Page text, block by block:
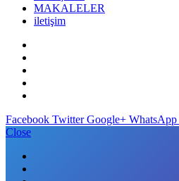
MAKALELER
iletişim
Facebook Twitter Google+ WhatsApp
Close